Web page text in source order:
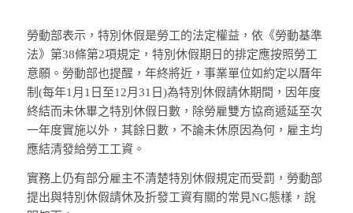
勞動部表示，特別休假是勞工的法定權益，依《勞動基準
法》第38條第2項規定，特別休假期日的排定應按照勞工
意願。勞動部也提醒，年終將近，事業單位如約定以曆年
制(每年1月1日至12月31日)為特別休假請休期間，因年度
終結而未休畢之特別休假日數，除勞雇雙方協商遞延至次
一年度實施以外，其餘日數，不論未休原因為何，雇主均
應結清發給勞工工資。
實務上仍有部分雇主不清楚特別休假規定而受罰，勞動部
提出與特別休假請休及折發工資有關的常見NG態樣，說